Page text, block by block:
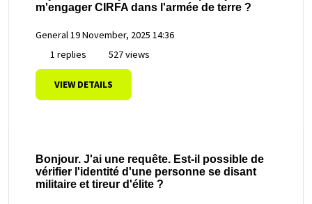
m'engager CIRFA dans l'armée de terre ?
General19 November, 2025 14:36
1 replies
527 views
VIEW DETAILS
Bonjour. J'ai une requête. Est-il possible de
vérifier l'identité d'une personne se disant
militaire et tireur d'élite ?